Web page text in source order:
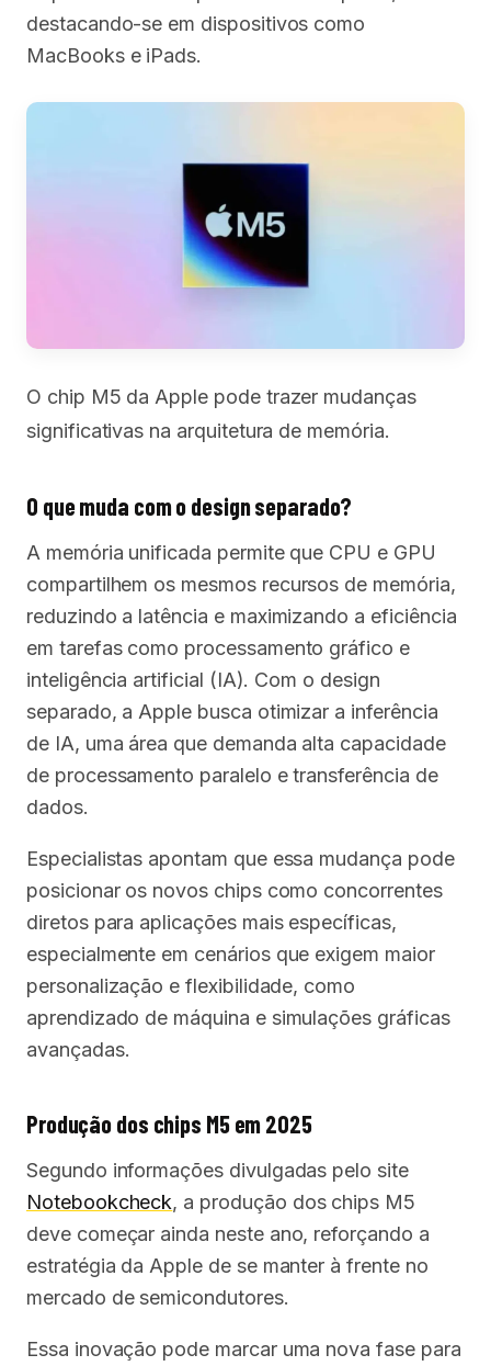
destacando-se em dispositivos como
MacBooks e iPads.
O chip M5 da Apple pode trazer mudanças
significativas na arquitetura de memória.
O que muda com o design separado?
A memória unificada permite que CPU e GPU
compartilhem os mesmos recursos de memória,
reduzindo a latência e maximizando a eficiência
em tarefas como processamento gráfico e
inteligência artificial (IA). Com o design
separado, a Apple busca otimizar a inferência
de IA, uma área que demanda alta capacidade
de processamento paralelo e transferência de
dados.
Especialistas apontam que essa mudança pode
posicionar os novos chips como concorrentes
diretos para aplicações mais específicas,
especialmente em cenários que exigem maior
personalização e flexibilidade, como
aprendizado de máquina e simulações gráficas
avançadas.
Produção dos chips M5 em 2025
Segundo informações divulgadas pelo site
Notebookcheck, a produção dos chips M5
deve começar ainda neste ano, reforçando a
estratégia da Apple de se manter à frente no
mercado de semicondutores.
Essa inovação pode marcar uma nova fase para